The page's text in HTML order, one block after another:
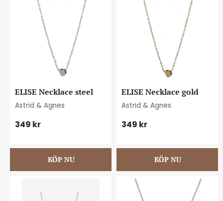
ELISE Necklace steel
Astrid & Agnes
349 kr
ELISE Necklace gold
Astrid & Agnes
349 kr